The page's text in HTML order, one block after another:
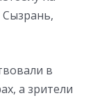
Сызрань,
в
а зрители